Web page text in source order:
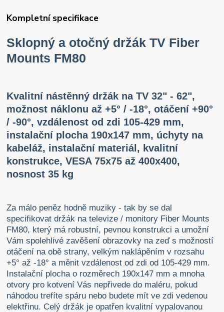
Kompletní specifikace
Sklopný a otočný držák TV Fiber
Mounts FM80
Kvalitní nástěnný držák na TV 32" - 62",
možnost náklonu až +5° / -18°, otáčení +90°
/ -90°, vzdálenost od zdi 105-429 mm,
instalační plocha 190x147 mm, úchyty na
kabeláž, instalační materiál, kvalitní
konstrukce, VESA 75x75 až 400x400,
nosnost 35 kg
Za málo peněz hodně muziky - tak by se dal
specifikovat držák na televize / monitory Fiber Mounts
FM80, který má robustní, pevnou konstrukci a umožní
Vám spolehlivé zavěšení obrazovky na zeď s možností
otáčení na obě strany, velkým naklápěním v rozsahu
+5° až -18° a měnit vzdálenost od zdi od 105-429 mm.
Instalační plocha o rozměrech 190x147 mm a mnoha
otvory pro kotvení Vás nepřivede do maléru, pokud
náhodou trefíte spáru nebo budete mít ve zdi vedenou
elektřinu. Celý držák je opatřen kvalitní vypalovanou